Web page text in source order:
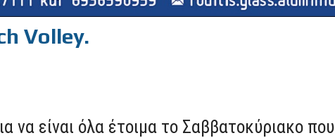
Volley.
να είναι όλα έτοιμα το Σαββατοκύριακο που